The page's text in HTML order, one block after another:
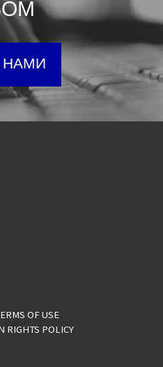
НАМИ
OF USE
RIGHTS POLICY